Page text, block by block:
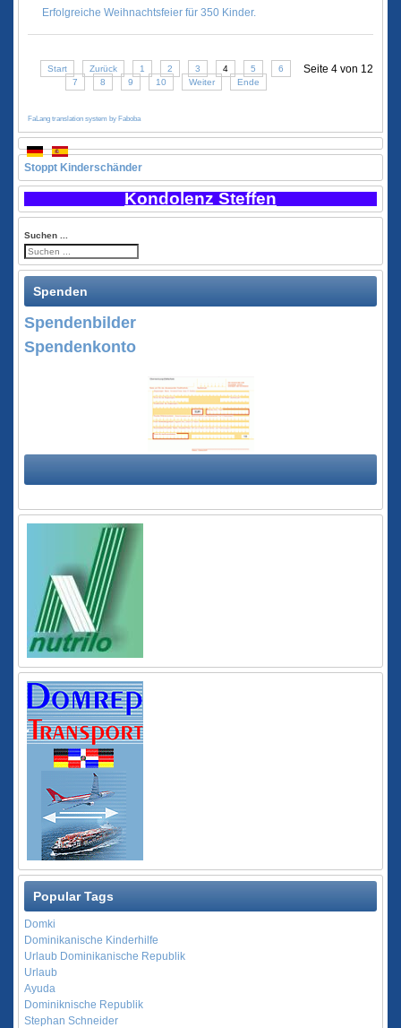
Erfolgreiche Weihnachtsfeier für 350 Kinder.
Seite 4 von 12
Start Zurück 1 2 3 4 5
6
7
8 9 10 Weiter Ende
FaLang translation system by Faboba
Stoppt Kinderschänder
Kondolenz Steffen
Suchen ...
Spenden
Spendenbilder
Spendenkonto
Popular Tags
Domki
Dominikanische Kinderhilfe
Urlaub Dominikanische Republik
Urlaub
Ayuda
Dominiknische Republik
Stephan Schneider